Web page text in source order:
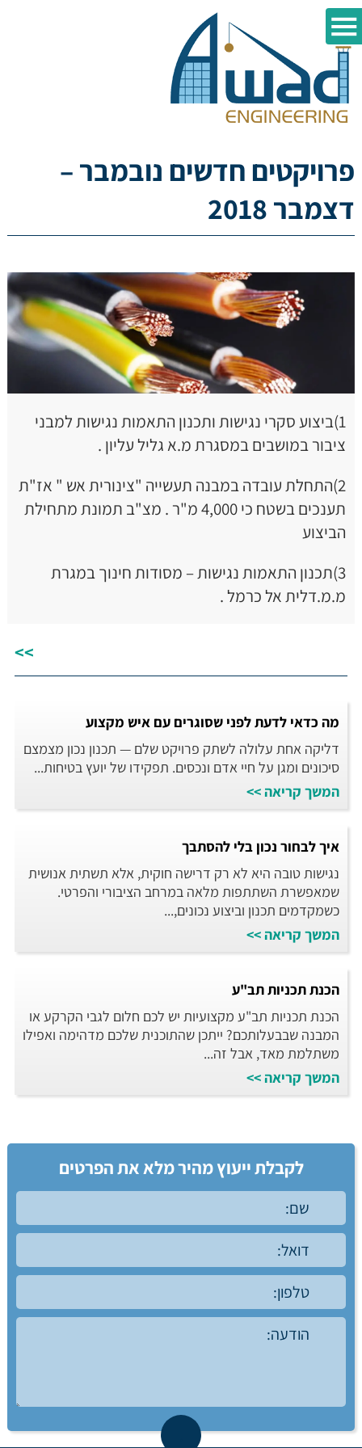
פרויקטים חדשים נובמבר –
דצמבר 2018
1)ביצוע סקרי נגישות ותכנון התאמות נגישות למבני
ציבור במושבים במסגרת מ.א גליל עליון .
2)התחלת עובדה במבנה תעשייה "צינורית אש " אז"ת
תענכים בשטח כי 4,000 מ"ר . מצ"ב תמונת מתחילת
הביצוע
3)תכנון התאמות נגישות – מסודות חינוך במגרת
מ.מ.דלית אל כרמל .
>>
מה כדאי לדעת לפני שסוגרים עם איש מקצוע
דליקה אחת עלולה לשתק פרויקט שלם — תכנון נכון מצמצם
סיכונים ומגן על חיי אדם ונכסים. תפקידו של יועץ בטיחות...
המשך קריאה >>
איך לבחור נכון בלי להסתבך
נגישות טובה היא לא רק דרישה חוקית, אלא תשתית אנושית
שמאפשרת השתתפות מלאה במרחב הציבורי והפרטי.
כשמקדמים תכנון וביצוע נכונים,...
המשך קריאה >>
הכנת תכניות תב"ע
הכנת תכניות תב"ע מקצועיות יש לכם חלום לגבי הקרקע או
המבנה שבבעלותכם? ייתכן שהתוכנית שלכם מדהימה ואפילו
משתלמת מאד, אבל זה...
המשך קריאה >>
לקבלת ייעוץ מהיר מלא את הפרטים